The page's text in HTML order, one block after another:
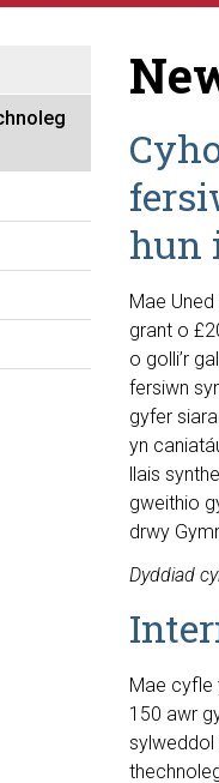
hun
Mae
grant o
o golli’r
fersiwn
gyfer
yn
llais
gweithio
drwy
Dyddiad
Mae cyfle
150 awr
sylweddol